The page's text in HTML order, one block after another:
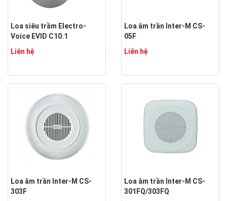
Loa siêu trầm Electro-
Voice EVID C10.1
Liên hệ
Loa âm trần Inter-M CS-
05F
Liên hệ
Loa âm trần Inter-M CS-
303F
Loa âm trần Inter-M CS-
301FQ/303FQ